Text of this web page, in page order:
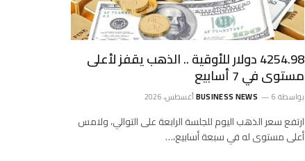
4254.98 دولار للأوقية .. الذهب يقفز لأعلى
مستوى في 7 أسابيع
بواسطة BUSINESS NEWS 6 أغسطس، 2026
ارتفع ‌سعر الذهب اليوم للجلسة الرابعة على التوالي، ولامس
‌أعلى مستوى له في سبعة أسابيع،…